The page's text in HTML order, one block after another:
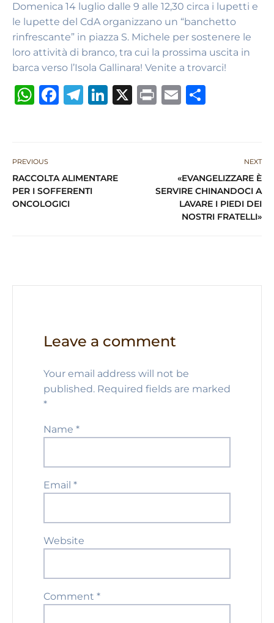
Domenica 14 luglio dalle 9 alle 12,30 circa i lupetti e
le lupette del CdA organizzano un “banchetto
rinfrescante” in piazza S. Michele per sostenere le
loro attività di branco, tra cui la prossima uscita in
barca verso l’Isola Gallinara! Venite a trovarci!
W
s
A
p
p
F
b
o
o
T
ra
m
Li
dI
X
P
E
PREVIOUS
RACCOLTA ALIMENTARE
PER I SOFFERENTI
ONCOLOGICI
NEXT
«EVANGELIZZARE È
SERVIRE CHINANDOCI A
LAVARE I PIEDI DEI
NOSTRI FRATELLI»
Leave a comment
Your email address will not be
published. Required fields are marked
*
Name *
Email *
Website
Comment *